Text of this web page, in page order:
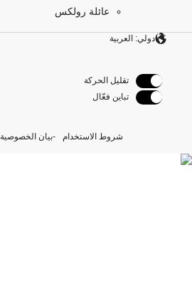
عائلة رولكس
دولي: العربية
تقليل الحركة
تباين فعّال
شروط الاستخدام بيان الخصوصية